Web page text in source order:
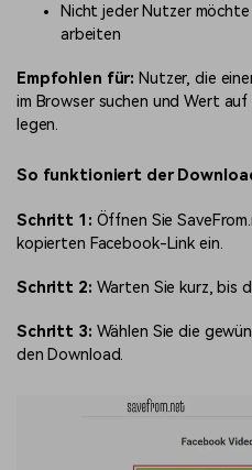
Nicht jeder Nutzer
arbeiten
Empfohlen für: Nutzer, die
im Browser suchen und Wert
legen.
So funktioniert der
Schritt 1: Öffnen Sie
kopierten Facebook-Link ein.
Schritt 2: Warten Sie kurz, bis
Schritt 3: Wählen Sie die
den Download.